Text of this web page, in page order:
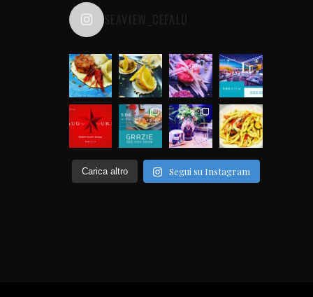
SEAVIEW_CEFALU
Carica altro Segui su Instagram